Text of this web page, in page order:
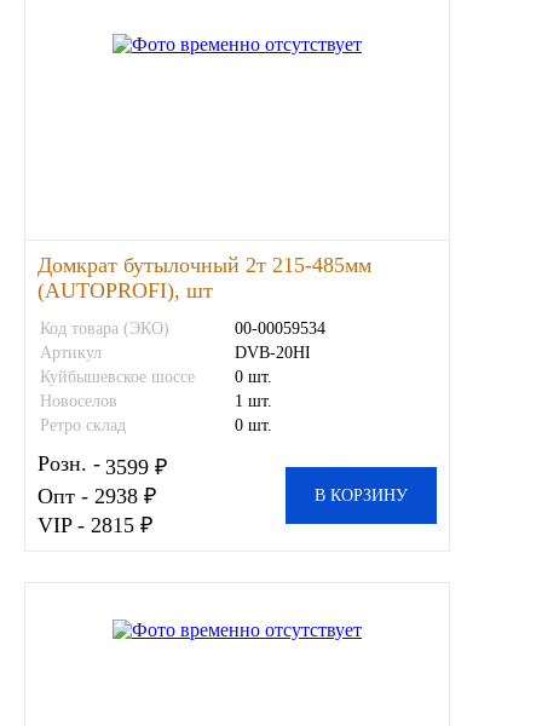
BP VISCO
Оригинальные масла
РОСНЕФТЬ
MOZER
North Sea Lubricants
Подшипники
Домкрат бутылочный 2т 215-485мм
(AUTOPROFI), шт
Код товара (ЭКО)
00-00059534
Артикул
DVB-20HI
Куйбышевское шоссе
0 шт.
Новоселов
1 шт.
Ретро склад
0 шт.
Розн. - 3599 ₽
Опт - 2938 ₽
VIP - 2815 ₽
В КОРЗИНУ